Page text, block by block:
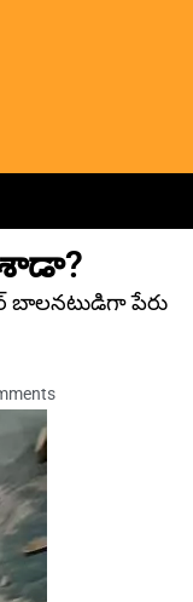
బాలనటుడిగా పేరు